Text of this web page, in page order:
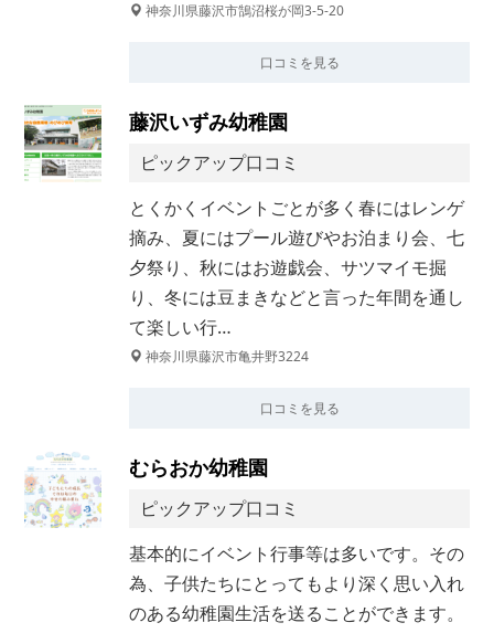
神奈川県藤沢市鵠沼桜が岡3-5-20
口コミを見る
藤沢いずみ幼稚園
ピックアップ口コミ
とくかくイベントごとが多く春にはレンゲ
摘み、夏にはプール遊びやお泊まり会、七
夕祭り、秋にはお遊戯会、サツマイモ掘
り、冬には豆まきなどと言った年間を通し
て楽しい行…
神奈川県藤沢市亀井野3224
口コミを見る
むらおか幼稚園
ピックアップ口コミ
基本的にイベント行事等は多いです。その
為、子供たちにとってもより深く思い入れ
のある幼稚園生活を送ることができます。